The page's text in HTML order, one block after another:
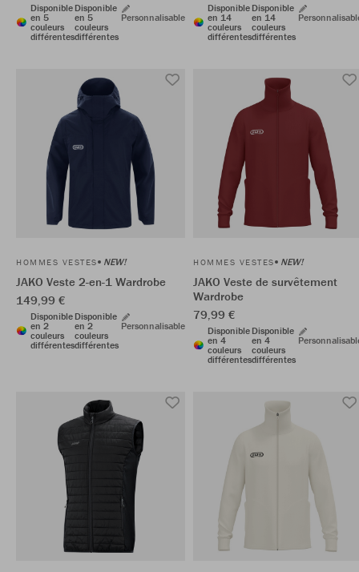
Disponible
en 5
couleurs
différentes
Disponible
en 5
couleurs
différentes
Personnalisable
Disponible
en 14
couleurs
différentes
Disponible
en 14
couleurs
différentes
HOMMES VESTES NEW!
JAKO Veste 2-en-1 Wardrobe
149,99 €
Disponible
en 2
couleurs
différentes
Disponible
en 2
couleurs
différentes
Personnalisable
HOMMES VESTES NEW!
JAKO Veste de survêtement
Wardrobe
79,99 €
Disponible
en 4
couleurs
différentes
Disponible
en 4
couleurs
différentes